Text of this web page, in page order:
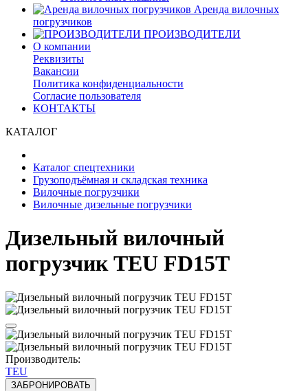
Аренда вилочных
погрузчиков
ПРОИЗВОДИТЕЛИ
О компании
Реквизиты
Вакансии
Политика конфиденциальности
Согласие пользователя
КОНТАКТЫ
КАТАЛОГ
Каталог спецтехники
Грузоподъёмная и складская техника
Вилочные погрузчики
Вилочные дизельные погрузчики
Дизельный вилочный
погрузчик TEU FD15T
Производитель:
TEU
ЗАБРОНИРОВАТЬ